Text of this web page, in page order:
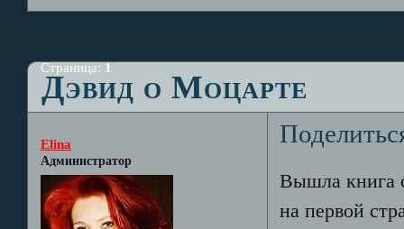
Дэвид о Моцарте
Страница:1
Elina
Администратор
Вышла книга
на первой